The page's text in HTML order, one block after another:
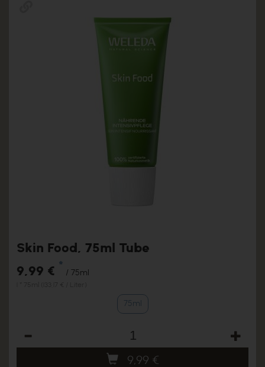
Skin Food, 75ml Tube
9,99 € *
/ 75ml
75ml
9,99 €